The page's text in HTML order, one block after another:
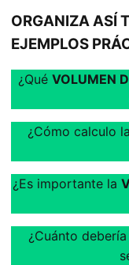
ORGANIZA ASÍ
EJEMPLOS
¿Qué VOLUMEN
¿Cómo calculo la
¿Es importante la
¿Cuánto debería